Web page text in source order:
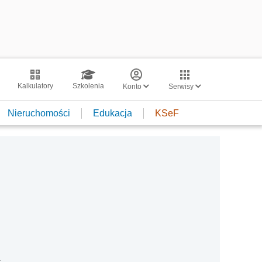
Kalkulatory Szkolenia Konto Serwisy
Nieruchomości Edukacja KSeF